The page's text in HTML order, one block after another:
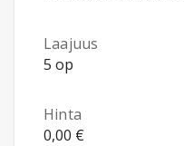
Laajuus
5 op
Hinta
0,00 €